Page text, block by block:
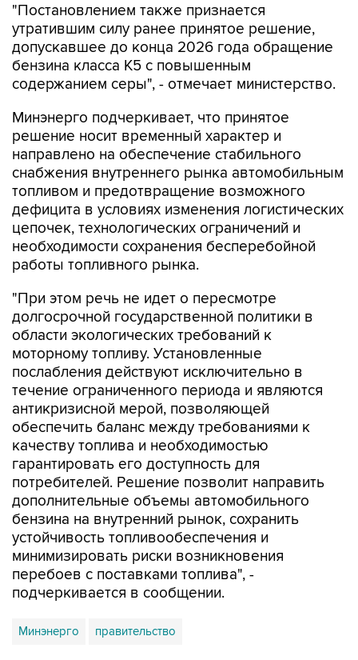
"Постановлением также признается
утратившим силу ранее принятое решение,
допускавшее до конца 2026 года обращение
бензина класса К5 с повышенным
содержанием серы", - отмечает министерство.
Минэнерго подчеркивает, что принятое
решение носит временный характер и
направлено на обеспечение стабильного
снабжения внутреннего рынка автомобильным
топливом и предотвращение возможного
дефицита в условиях изменения логистических
цепочек, технологических ограничений и
необходимости сохранения бесперебойной
работы топливного рынка.
"При этом речь не идет о пересмотре
долгосрочной государственной политики в
области экологических требований к
моторному топливу. Установленные
послабления действуют исключительно в
течение ограниченного периода и являются
антикризисной мерой, позволяющей
обеспечить баланс между требованиями к
качеству топлива и необходимостью
гарантировать его доступность для
потребителей. Решение позволит направить
дополнительные объемы автомобильного
бензина на внутренний рынок, сохранить
устойчивость топливообеспечения и
минимизировать риски возникновения
перебоев с поставками топлива", -
подчеркивается в сообщении.
Минэнерго правительство